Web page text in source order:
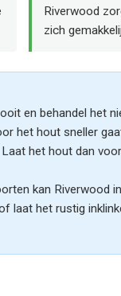
Riverwood
zich
en behandel het
het hout sneller
het hout dan
kan Riverwood
laat het rustig